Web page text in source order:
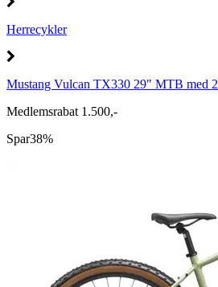
Herrecykler
Mustang Vulcan TX330 29" MTB med
Medlemsrabat 1.500,-
Spar38%